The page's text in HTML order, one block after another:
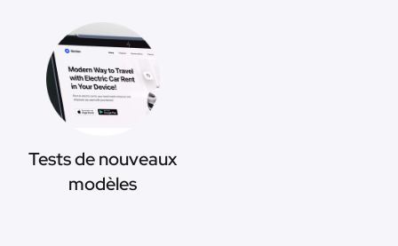
Tests de nouveaux
modèles